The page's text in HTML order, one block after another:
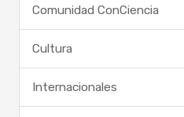
Comunidad ConCiencia
Cultura
Internacionales